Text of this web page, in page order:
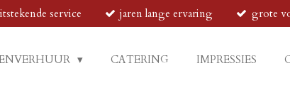
service jaren lange ervaring grote
CATERING IMPRESSIES